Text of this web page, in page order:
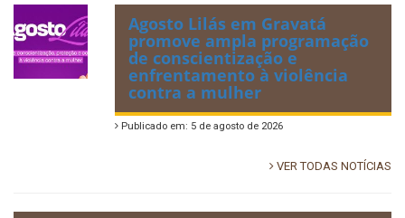
Agosto Lilás em Gravatá
promove ampla programação
de conscientização e
enfrentamento à violência
contra a mulher
Publicado em: 5 de agosto de 2026
VER TODAS NOTÍCIAS